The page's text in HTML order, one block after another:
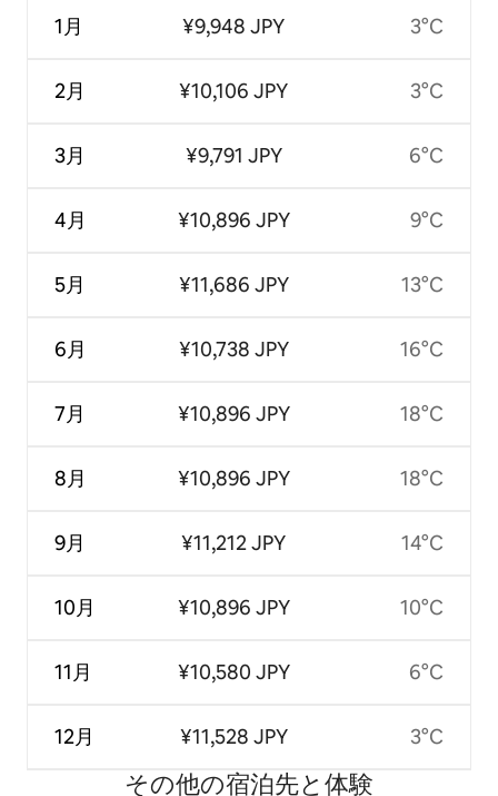
1月
2月
3月
4月
5月
6月
7月
8月
9月
10月
11月
12月
¥9,948 JPY
¥10,106 JPY
¥9,791 JPY
¥10,896 JPY
¥11,686 JPY
¥10,738 JPY
¥10,896 JPY
¥10,896 JPY
¥11,212 JPY
¥10,896 JPY
¥10,580 JPY
¥11,528 JPY
3°C
3°C
6°C
9°C
13°C
16°C
18°C
18°C
14°C
10°C
6°C
3°C
その他の宿⁠泊⁠先と体⁠験